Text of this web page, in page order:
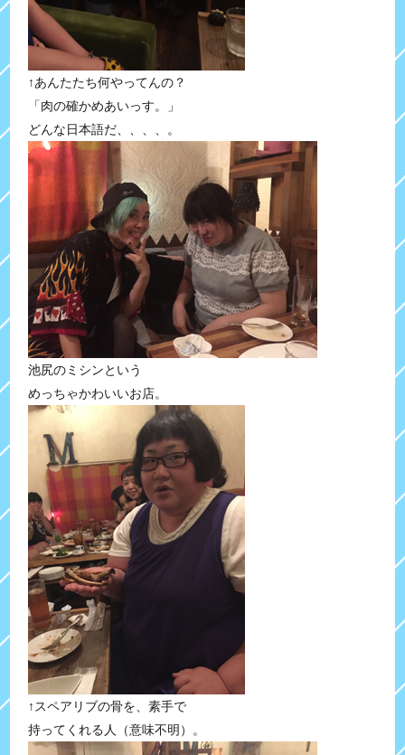
↑あんたたち何やってんの？
「肉の確かめあいっす。」
どんな日本語だ、、、、。
池尻のミシンという
めっちゃかわいいお店。
↑スペアリブの骨を、素手で
持ってくれる人（意味不明）。